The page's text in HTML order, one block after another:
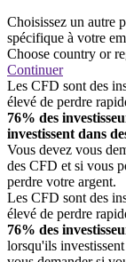
Choisissez un autre
spécifique à votre
Choose country or
Continuer
Les CFD sont des
élevé de perdre
76% des
investissent dans
Vous devez vous
des CFD et si vous
perdre votre argent.
Les CFD sont des
élevé de perdre
76% des
lorsqu'ils